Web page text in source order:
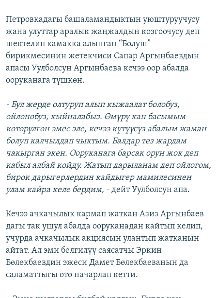
Петровкадагы башаламандыктын уюштуруучусу
жана улуттар аралык жаңжалдын козгоочусу деп
шектелип камакка алынган “Болуш”
бирикмесинин жетекчиси Сапар Аргынбаевдын
апасы Уулболсун Аргынбаева кечээ оор абалда
ооруканага түшкөн.
- Бул жерде олтуруп алып кыжаалат болобуз,
ойлонобуз, кыйналабыз. Өмүрү кан басымым
көтөрүлгөн эмес эле, кечээ күтүүсүз абалым жаман
болуп калчылдап чыктым. Балдар тез жардам
чакырган экен. Ооруканага барсак орун жок деп
кабыл албай койду. Жатып дарыланам деп ойлогом,
бирок дарыгерлердин кайдыгер мамилесинен
улам кайра келе бердим, - дейт Уулболсун апа.
Кечээ ачкачылык кармап жаткан Азиз Аргынбаев
дагы так ушул абалда ооруканадан кайтып келип,
учурда ачкачылык акциясын улантып жатканын
айтат. Ал эми белгилүү саясатчы Эркин
Бөлөкбаевдин эжеси Дамет Бөлөкбаеванын да
саламаттыгы өтө начарлап кетти.